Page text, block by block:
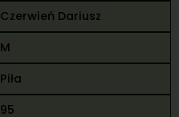
Czerwień Dariusz
M
Piła
95